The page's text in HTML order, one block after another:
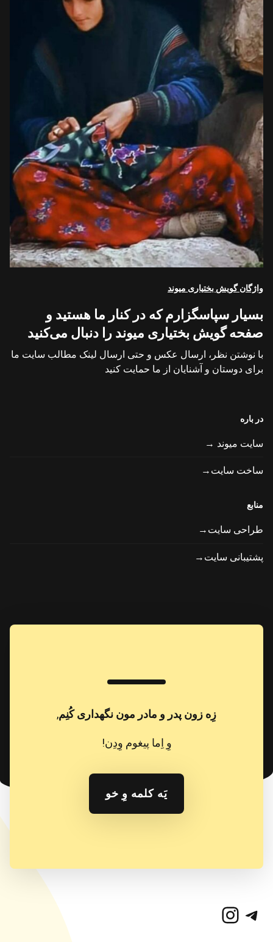
واژگان گویش بختیاری میوند
بسیار سپاسگزارم که در کنار ما هستید و
صفحه گویش بختیاری میوند را دنبال می‌کنید
با نوشتن نظر، ارسال عکس و حتی ارسال لینک مطالب سایت ما
برای دوستان و آشنایان از ما حمایت کنید
در باره
سایت میوند →
ساخت سایت→
منابع
طراحی سایت→
پشتیبانی سایت→
زِه زون پدر و مادر مون نگهداری کُنِم,
وِ اِما پیغوم وِدِن!
یَه کلمه وِ خو
تلگراماینستاگرم